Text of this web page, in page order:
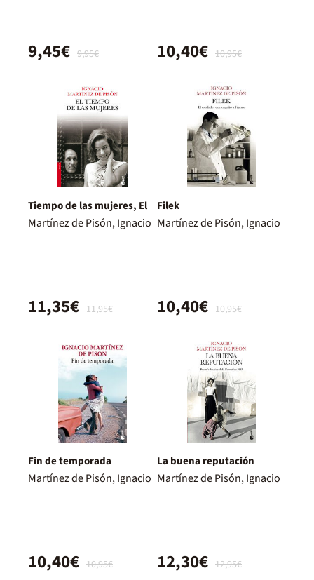
9,95€
9,45€ 10,95€
10,40€
Tiempo de las mujeres, El
Martínez de Pisón, Ignacio
11,95€
11,35€
Filek
Martínez de Pisón, Ignacio
10,95€
10,40€
Fin de temporada
Martínez de Pisón, Ignacio
10,95€
10,40€
La buena reputación
Martínez de Pisón, Ignacio
12,95€
12,30€